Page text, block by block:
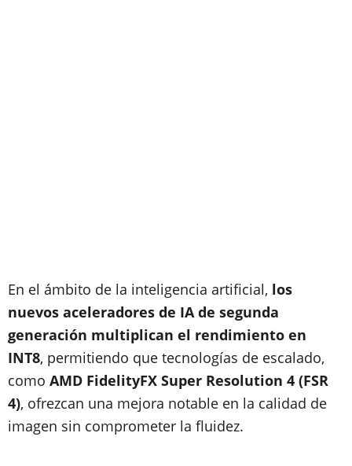
En el ámbito de la inteligencia artificial, los
nuevos aceleradores de IA de segunda
generación multiplican el rendimiento en
INT8, permitiendo que tecnologías de escalado,
como AMD FidelityFX Super Resolution 4 (FSR
4), ofrezcan una mejora notable en la calidad de
imagen sin comprometer la fluidez.